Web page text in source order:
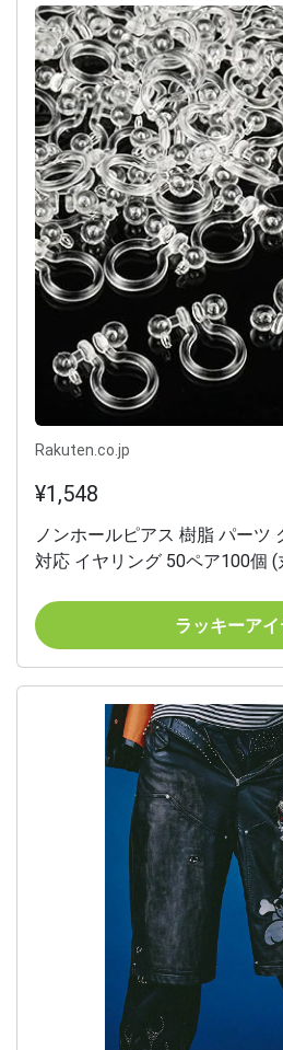
Rakuten.co.jp
¥1,548
ノンホールピアス 樹脂 パーツ
対応 イヤリング 50ペア100個 (
ラッキーア